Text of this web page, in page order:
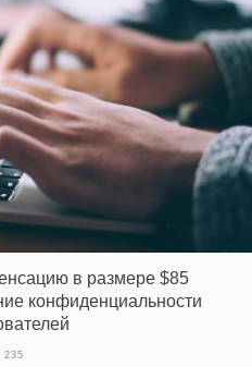
в размере $85
конфиденциальности
235